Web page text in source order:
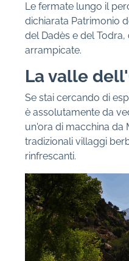
Le fermate lungo il
dichiarata Patrimonio
del Dadès e del
arrampicate.
La valle
Se stai cercando di
è assolutamente da
un'ora di macchina da
tradizionali villaggi
rinfrescanti.